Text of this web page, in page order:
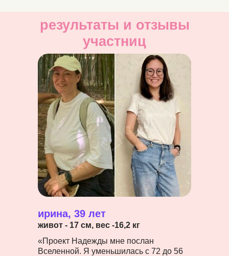
результаты и отзывы
участниц
ирина, 39 лет
живот - 17 см, вес -16,2 кг
«Проект Надежды мне послан
Вселенной. Я уменьшилась с 72 до 56